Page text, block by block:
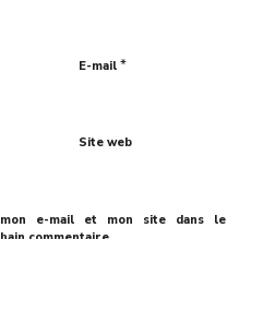
E-mail *
Site web
e-mail et mon site dans le
commentaire.